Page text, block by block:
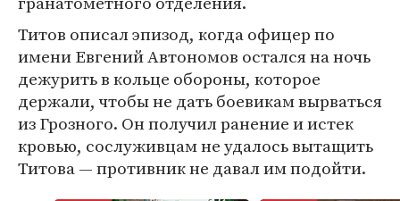
Титов описал эпизод, когда офицер по
имени Евгений Автономов остался на ночь
дежурить в кольце обороны, которое
держали, чтобы не дать боевикам вырваться
из Грозного. Он получил ранение и истек
кровью, сослуживцам не удалось вытащить
Титова — противник не давал им подойти.